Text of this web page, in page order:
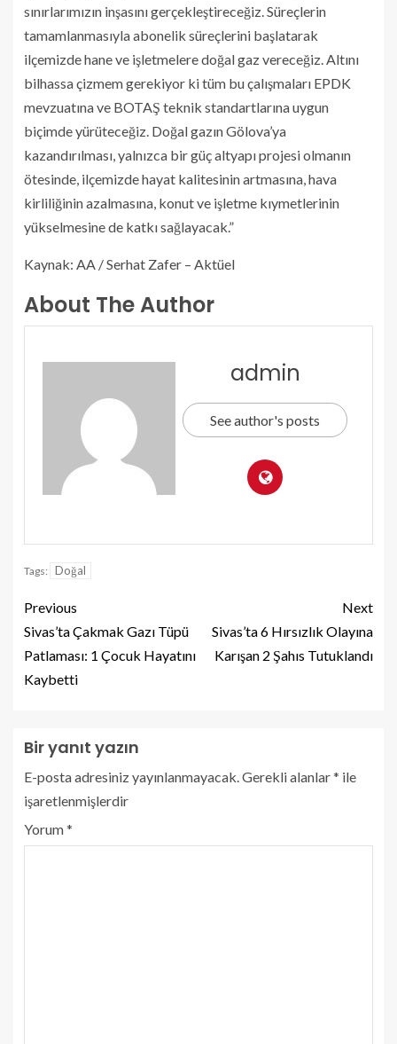
sınırlarımızın inşasını gerçekleştireceğiz. Süreçlerin
tamamlanmasıyla abonelik süreçlerini başlatarak
ilçemizde hane ve işletmelere doğal gaz vereceğiz. Altını
bilhassa çizmem gerekiyor ki tüm bu çalışmaları EPDK
mevzuatına ve BOTAŞ teknik standartlarına uygun
biçimde yürüteceğiz. Doğal gazın Gölova’ya
kazandırılması, yalnızca bir güç altyapı projesi olmanın
ötesinde, ilçemizde hayat kalitesinin artmasına, hava
kirliliğinin azalmasına, konut ve işletme kıymetlerinin
yükselmesine de katkı sağlayacak.”
Kaynak: AA / Serhat Zafer – Aktüel
About The Author
admin
See author's posts
Tags: Doğal
Previous
Sivas’ta Çakmak Gazı Tüpü
Patlaması: 1 Çocuk Hayatını
Kaybetti
Next
Sivas’ta 6 Hırsızlık Olayına
Karışan 2 Şahıs Tutuklandı
Bir yanıt yazın
E-posta adresiniz yayınlanmayacak.Gerekli alanlar* ile
işaretlenmişlerdir
Yorum*